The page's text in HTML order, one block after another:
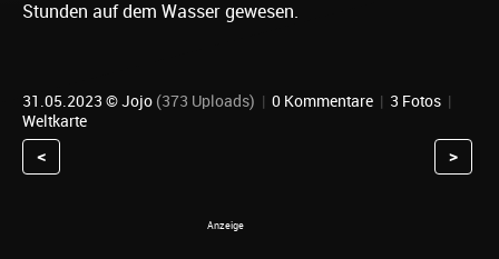
Stunden auf dem Wasser gewesen.
31.05.2023 ©Jojo (373 Uploads) | 0 Kommentare | 3 Fotos |
Weltkarte
< >